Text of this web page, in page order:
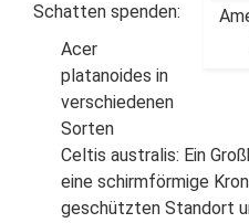
Schatten spenden:
Acer
platanoides in
verschiedenen
Sorten
Celtis australis: Ein
eine schirmförmige
geschützten Standort